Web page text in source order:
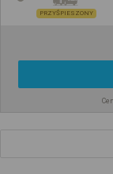
PRZYŚPIESZONY